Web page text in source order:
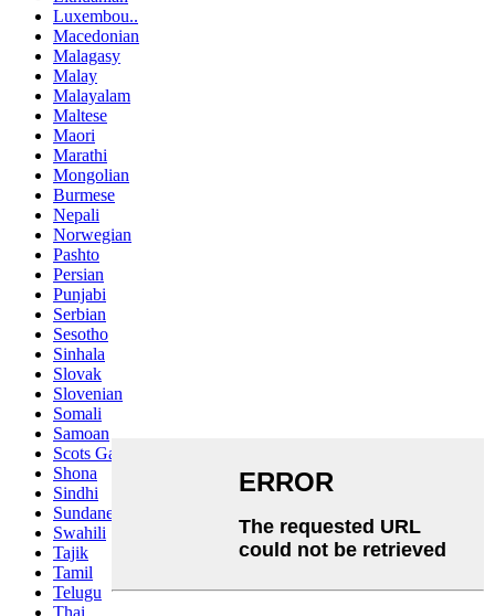
Luxembou..
Macedonian
Malagasy
Malay
Malayalam
Maltese
Maori
Marathi
Mongolian
Burmese
Nepali
Norwegian
Pashto
Persian
Punjabi
Serbian
Sesotho
Sinhala
Slovak
Slovenian
Somali
Samoan
Scots Gaelic
Shona
Sindhi
Sundanese
Swahili
Tajik
Tamil
Telugu